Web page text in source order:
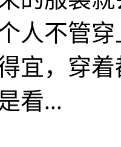
人不管
宜，穿
看...